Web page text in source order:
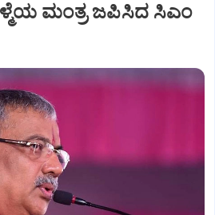
ಮಂತ್ರ ಜಪಿಸಿದ ಸಿಎಂ